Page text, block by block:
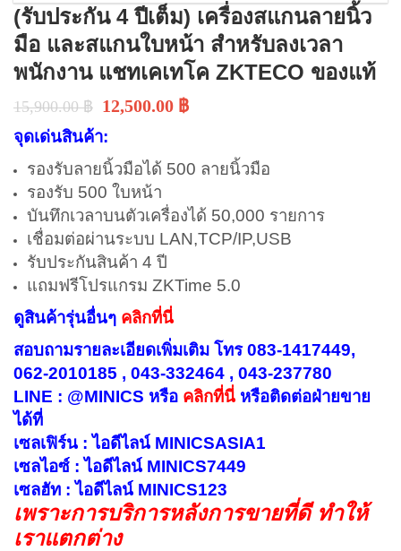
(รับประกัน 4 ปีเต็ม) เครื่องสแกนลายนิ้ว
มือ และสแกนใบหน้า สำหรับลงเวลา
พนักงาน แชทเคเทโค ZKTECO ของแท้
15,900.00฿ 12,500.00 ฿
จุดเด่นสินค้า:
รองรับลายนิ้วมือได้ 500 ลายนิ้วมือ
รองรับ 500 ใบหน้า
บันทึกเวลาบนตัวเครื่องได้ 50,000 รายการ
เชื่อมต่อผ่านระบบ LAN,TCP/IP,USB
รับประกันสินค้า 4 ปี
แถมฟรีโปรแกรม ZKTime 5.0
ดูสินค้ารุ่นอื่นๆ คลิกที่นี่
สอบถามรายละเอียดเพิ่มเติม โทร 083-1417449,
062-2010185 , 043-332464 , 043-237780
LINE : @MINICS หรือ คลิกที่นี่ หรือติดต่อฝ่ายขาย
ได้ที่
เซลเฟิร์น : ไอดีไลน์ MINICSASIA1
เซลไอซ์ : ไอดีไลน์ MINICS7449
เซลฮัท : ไอดีไลน์ MINICS123
เพราะการบริการหลังการขายที่ดี ทำให้
เราแตกต่าง